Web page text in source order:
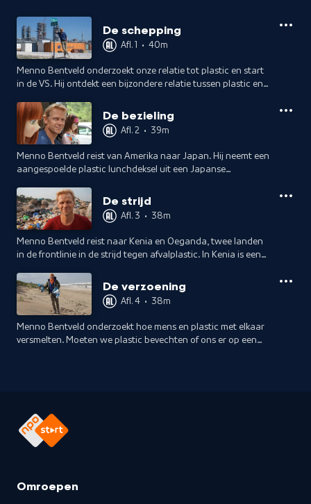
De schepping
Afl. 1 • 40m
Menno Bentveld onderzoekt onze relatie tot plastic en start
in de VS. Hij ontdekt een bijzondere relatie tussen plastic en
scheppingsverhaal.
De bezieling
Afl. 2 • 39m
Menno Bentveld reist van Amerika naar Japan. Hij neemt een
aangespoelde plastic lunchdeksel uit een Japanse
het met school en al in zee.De strijd
Afl. 3 • 38m
Menno Bentveld reist naar Kenia en Oeganda, twee landen
in de frontlinie in de strijd tegen afvalplastic. In Kenia is een
plasticsmokkel.
De verzoening
Afl. 4 • 38m
Menno Bentveld onderzoekt hoe mens en plastic met elkaar
versmelten. Moeten we plastic bevechten of ons er op een
Omroepen